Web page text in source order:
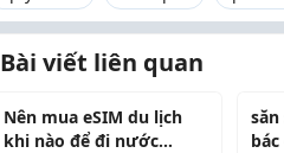
Bài viết liên quan
Nên mua eSIM du lịch
khi nào để đi nước